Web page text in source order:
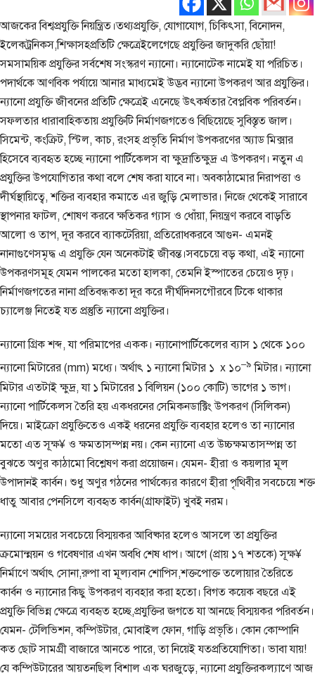
আজকের বিশ্বপ্রযুক্তি নিয়ন্ত্রিত।তথ্যপ্রযুক্তি, যোগাযোগ, চিকিৎসা, বিনোদন,
ইলেকট্রনিকস,শিক্ষাসহপ্রতিটি ক্ষেত্রেইলেগেছে প্রযুক্তির জাদুকরি ছোঁয়া!
সমসাময়িক প্রযুক্তির সর্বশেষ সংস্করণ ন্যানো। ন্যানোটেক নামেই যা পরিচিত।
পদার্থকে আণবিক পর্যায়ে আনার মাধ্যমেই উদ্ভব ন্যানো উপকরণ আর প্রযুক্তির।
ন্যানো প্রযুক্তি জীবনের প্রতিটি ক্ষেত্রেই এনেছে উৎকর্ষতার বৈপ্লবিক পরিবর্তন।
সফলতার ধারাবাহিকতায় প্রযুক্তিটি নির্মাণজগতেও বিছিয়েছে সুবিস্তৃত জাল।
সিমেন্ট, কংক্রিট, স্টিল, কাচ, রংসহ প্রভৃতি নির্মাণ উপকরণের অ্যাড মিক্সার
হিসেবে ব্যবহৃত হচ্ছে ন্যানো পার্টিকেলস বা ক্ষুদ্রাতিক্ষুদ্র এ উপকরণ। নতুন এ
প্রযুক্তির উপযোগিতার কথা বলে শেষ করা যাবে না। অবকাঠামোর নিরাপত্তা ও
দীর্ঘস্থায়িত্বে, শক্তির ব্যবহার কমাতে এর জুড়ি মেলাভার। নিজে থেকেই সারাবে
স্থাপনার ফাটল, শোষণ করবে ক্ষতিকর গ্যাস ও ধোঁয়া, নিয়ন্ত্রণ করবে বাড়তি
আলো ও তাপ, দূর করবে ব্যাকটেরিয়া, প্রতিরোধকরবে আগুন- এমনই
নানাগুণেসমৃদ্ধ এ প্রযুক্তি যেন অনেকটাই জীবন্ত।সবচেয়ে বড় কথা, এই ন্যানো
উপকরণসমূহ যেমন পালকের মতো হালকা, তেমনি ইস্পাতের চেয়েও দৃঢ়।
নির্মাণজগতের নানা প্রতিবন্ধকতা দূর করে দীর্ঘদিনসগৌরবে টিকে থাকার
চ্যালেঞ্জ নিতেই যত প্রস্তুতি ন্যানো প্রযুক্তির।
ন্যানো গ্রিক শব্দ, যা পরিমাপের একক। ন্যানোপার্টিকেলের ব্যাস ১ থেকে ১০০
ন্যানো মিটারের (mm) মধ্যে। অর্থাৎ ১ ন্যানো মিটার ১ x ১০–৯মিটার। ন্যানো
মিটার এতটাই ক্ষুদ্র, যা ১ মিটারের ১ বিলিয়ন (১০০ কোটি) ভাগের ১ ভাগ।
ন্যানো পার্টিকেলস তৈরি হয় একধরনের সেমিকনডাক্টিং উপকরণ (সিলিকন)
দিয়ে। মাইক্রো প্রযুক্তিতেও একই ধরনের প্রযুক্তি ব্যবহার হলেও তা ন্যানোর
মতো এত সূক্ষ¥ ও ক্ষমতাসম্পন্ন নয়। কেন ন্যানো এত উচ্চক্ষমতাসম্পন্ন তা
বুঝতে অণুর কাঠামো বিশ্লেষণ করা প্রয়োজন। যেমন- হীরা ও কয়লার মূল
উপাদানই কার্বন। শুধু অণুর গঠনের পার্থক্যের কারণে হীরা পৃথিবীর সবচেয়ে শক্ত
ধাতু আবার পেনসিলে ব্যবহৃত কার্বন(গ্রাফাইট) খুবই নরম।
ন্যানো সময়ের সবচেয়ে বিস্ময়কর আবিষ্কার হলেও আসলে তা প্রযুক্তির
ক্রমোন্ন্নয়ন ও গবেষণার এখন অবধি শেষ ধাপ। আগে (প্রায় ১৭ শতকে) সূক্ষ¥
নির্মাণে অর্থাৎ সোনা,রুপা বা মূল্যবান শোপিস,শক্তপোক্ত তলোয়ার তৈরিতে
কার্বন ও ন্যানোর কিছু উপকরণ ব্যবহার করা হতো। বিগত কয়েক বছরে এই
প্রযুক্তি বিভিন্ন ক্ষেত্রে ব্যবহৃত হচ্ছে,প্রযুক্তির জগতে যা আনছে বিস্ময়কর পরিবর্তন।
যেমন- টেলিভিশন, কম্পিউটার, মোবাইল ফোন, গাড়ি প্রভৃতি। কোন কোম্পানি
কত ছোট সামগ্রী বাজারে আনতে পারে, তা নিয়েই যতপ্রতিযোগিতা। ভাবা যায়!
যে কম্পিউটারের আয়তনছিল বিশাল এক ঘরজুড়ে, ন্যানো প্রযুক্তিরকল্যাণে আজ